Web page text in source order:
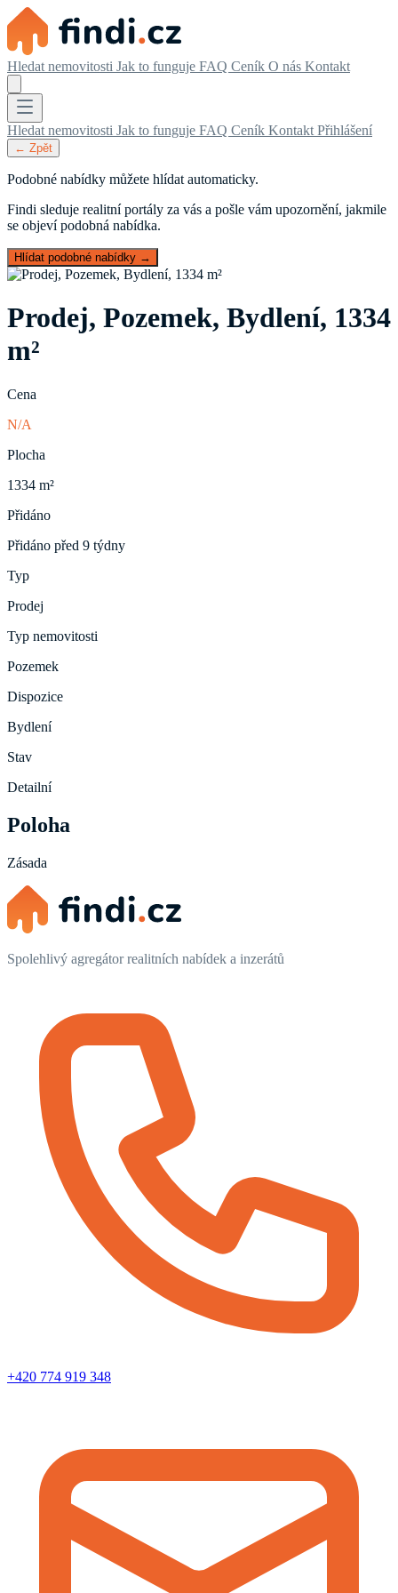
Hledat nemovitosti Jak to funguje FAQ Ceník O nás Kontakt
Hledat nemovitosti Jak to funguje FAQ Ceník Kontakt Přihlášení
← Zpět
Podobné nabídky můžete hlídat automaticky.
Findi sleduje realitní portály za vás a pošle vám upozornění, jakmile
se objeví podobná nabídka.
Hlídat podobné nabídky →
Prodej, Pozemek, Bydlení, 1334
m²
Cena
N/A
Plocha
1334 m²
Přidáno
Přidáno před 9 týdny
Typ
Prodej
Typ nemovitosti
Pozemek
Dispozice
Bydlení
Stav
Detailní
Poloha
Zásada
Spolehlivý agregátor realitních nabídek a inzerátů
+420 774 919 348